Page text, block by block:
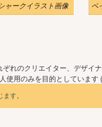
ャークイラスト画像
れのクリエイター、デザ
用のみを目的としていま
す。